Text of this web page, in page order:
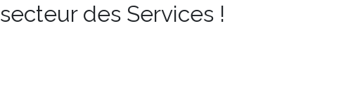
secteur des Services !